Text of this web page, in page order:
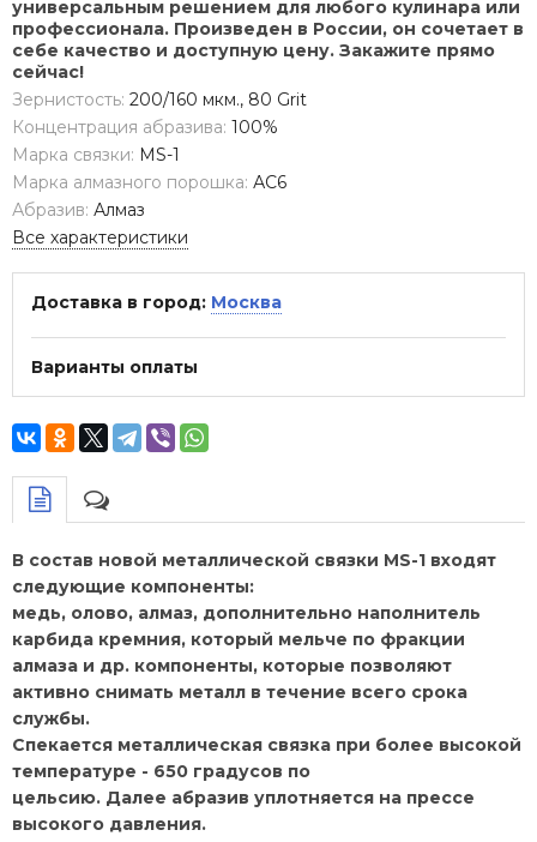
универсальным решением для любого кулинара или
профессионала. Произведен в России, он сочетает в
себе качество и доступную цену. Закажите прямо
сейчас!
Зернистость: 200/160 мкм., 80 Grit
Концентрация абразива: 100%
Марка связки: MS-1
Марка алмазного порошка: АС6
Абразив: Алмаз
Все характеристики
Доставка в город: Москва
Варианты оплаты
В состав новой металлической связки MS-1 входят
следующие компоненты:
медь, олово, алмаз, дополнительно наполнитель
карбида кремния, который мельче по фракции
алмаза и др. компоненты, которые позволяют
активно снимать металл в течение всего срока
службы.
Спекается металлическая связка при более высокой
температуре - 650 градусов по
цельсию. Далее абразив уплотняется на прессе
высокого давления.